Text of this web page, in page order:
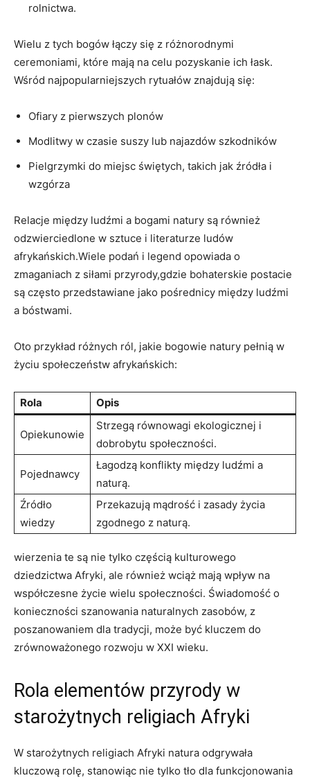
rolnictwa.
Wielu z tych bogów łączy się z różnorodnymi
ceremoniami, które mają na celu pozyskanie ich łask.
Wśród najpopularniejszych rytuałów znajdują się:
Ofiary z pierwszych plonów
Modlitwy w czasie suszy lub najazdów szkodników
Pielgrzymki do miejsc świętych, takich jak źródła i
wzgórza
Relacje między ludźmi a bogami natury są również
odzwierciedlone w sztuce i literaturze ludów
afrykańskich.Wiele podań i legend opowiada o
zmaganiach z siłami przyrody,gdzie bohaterskie postacie
są często przedstawiane jako pośrednicy między ludźmi
a bóstwami.
Oto przykład różnych ról, jakie bogowie natury pełnią w
życiu społeczeństw afrykańskich:
Rola Opis
Opiekunowie
Strzegą równowagi ekologicznej i
dobrobytu społeczności.
Pojednawcy
Łagodzą konflikty między ludźmi a
naturą.
Źródło
wiedzy
Przekazują mądrość i zasady życia
zgodnego z naturą.
wierzenia te są nie tylko częścią kulturowego
dziedzictwa Afryki, ale również wciąż mają wpływ na
współczesne życie wielu społeczności. Świadomość o
konieczności szanowania naturalnych zasobów, z
poszanowaniem dla tradycji, może być kluczem do
zrównoważonego rozwoju w XXI wieku.
Rola elementów przyrody w
starożytnych religiach Afryki
W starożytnych religiach Afryki natura odgrywała
kluczową rolę, stanowiąc nie tylko tło dla funkcjonowania